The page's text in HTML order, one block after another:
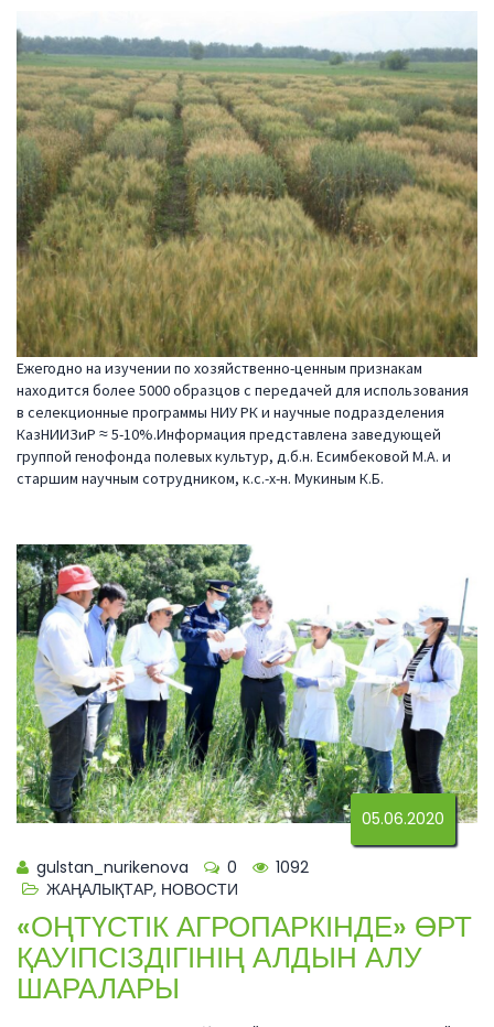
Ежегодно на изучении по хозяйственно-ценным признакам
находится более 5000 образцов с передачей для использования
в селекционные программы НИУ РК и научные подразделения
КазНИИЗиР ≈ 5-10%.Информация представлена заведующей
группой генофонда полевых культур, д.б.н. Есимбековой М.А. и
старшим научным сотрудником, к.с.-х-н. Мукиным К.Б.
05.06.2020
gulstan_nurikenova 0
1092
ЖАҢАЛЫҚТАР, НОВОСТИ
«ОҢТҮСТІК АГРОПАРКІНДЕ» ӨРТ
ҚАУІПСІЗДІГІНІҢ АЛДЫН АЛУ
ШАРАЛАРЫ